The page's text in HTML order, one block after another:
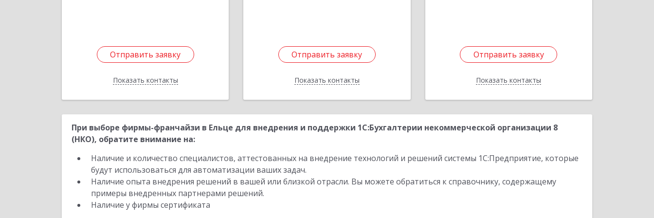
Отправить заявку
Показать контакты
Отправить заявку
Назад
Отправить заявку
Показать контакты
Отправить заявку
Назад
Отправить заявку
Показать контакты
Отправить заявку
Назад
При выборе фирмы-франчайзи в Ельце для внедрения и поддержки 1С:Бухгалтерии некоммерческой организации 8
(НКО), обратите внимание на:
Наличие и количество специалистов, аттестованных на внедрение технологий и решений системы 1С:Предприятие, которые
будут использоваться для автоматизации ваших задач.
Наличие опыта внедрения решений в вашей или близкой отрасли. Вы можете обратиться к справочнику, содержащему
примеры внедренных партнерами решений.
Наличие у фирмы сертификата